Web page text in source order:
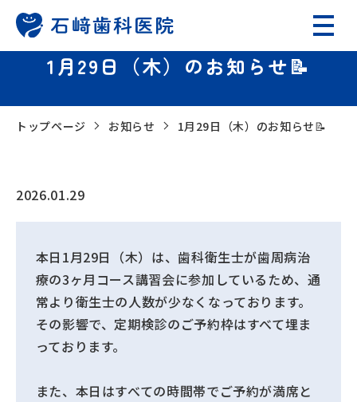
1月29日（木）のお知らせ📝
トップページ お知らせ 1月29日（木）のお知らせ📝
2026.01.29
本日1月29日（木）は、歯科衛生士が歯周病治
療の3ヶ月コース講習会に参加しているため、通
常より衛生士の人数が少なくなっております。
その影響で、定期検診のご予約枠はすべて埋ま
っております。
また、本日はすべての時間帯でご予約が満席と